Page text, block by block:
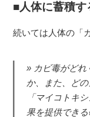
人体に蓄積
続いては人体の「
カビ毒がど
か、また、ど
「マイコトキ
果を提供でき